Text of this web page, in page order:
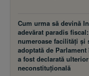
Cum urma să devină
adevărat paradis
numeroase facilităţi şi
adoptată de
a fost declarată ulterior
neconstituţională